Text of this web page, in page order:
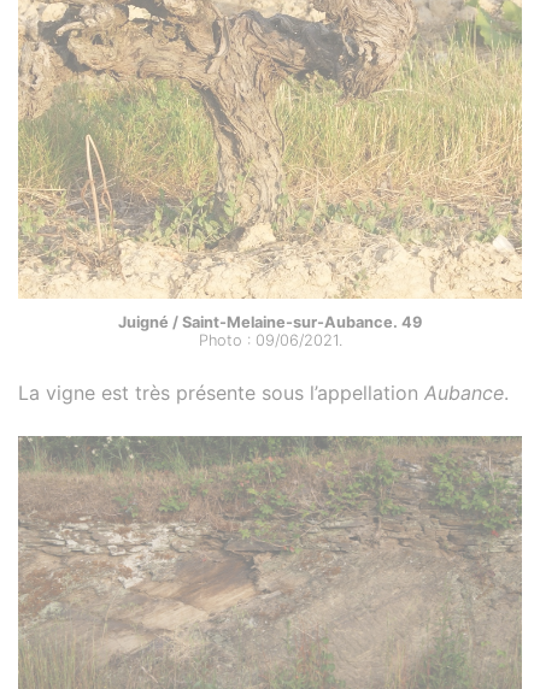
Juigné / Saint-Melaine-sur-Aubance. 49
Photo : 09/06/2021.
La vigne est très présente sous l’appellation Aubance.